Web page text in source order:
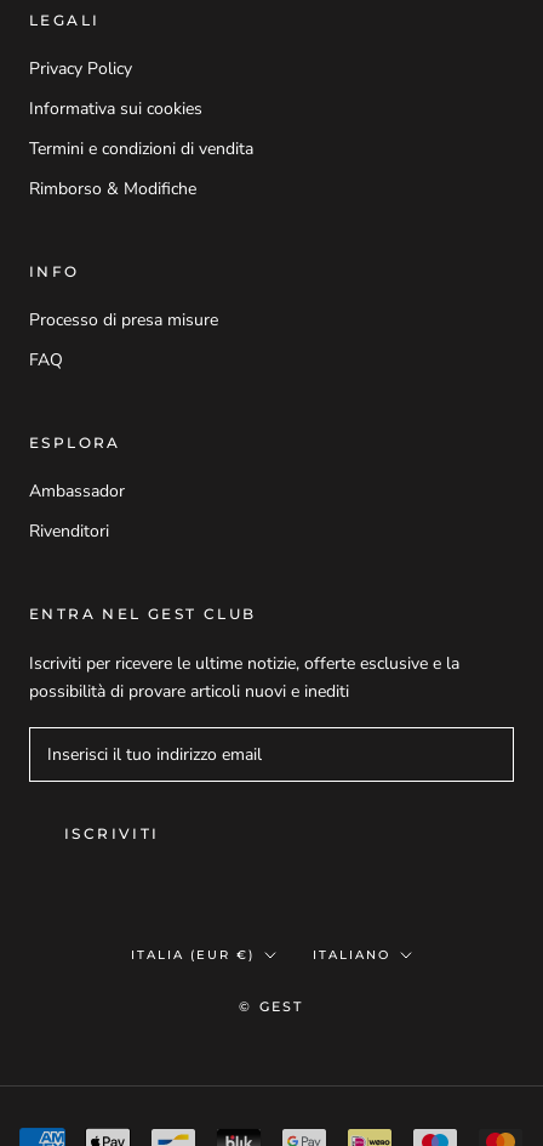
LEGALI
Privacy Policy
Informativa sui cookies
Termini e condizioni di vendita
Rimborso & Modifiche
INFO
Processo di presa misure
FAQ
ESPLORA
Ambassador
Rivenditori
ENTRA NEL GEST CLUB
Iscriviti per ricevere le ultime notizie, offerte esclusive e la
possibilità di provare articoli nuovi e inediti
ISCRIVITI
Paese/Area
ITALIA (EUR €) Lingua
ITALIANO
© GEST